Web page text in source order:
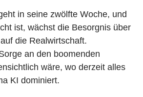
in seine zwölfte Woche, und
ist, wächst die Besorgnis über
die Realwirtschaft.
an den boomenden
wäre, wo derzeit alles
KI dominiert.